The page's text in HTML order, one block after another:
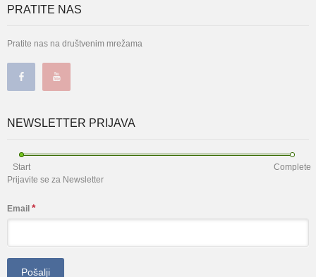
PRATITE NAS
Pratite nas na društvenim mrežama
NEWSLETTER PRIJAVA
Start
Complete
Prijavite se za Newsletter
Email *